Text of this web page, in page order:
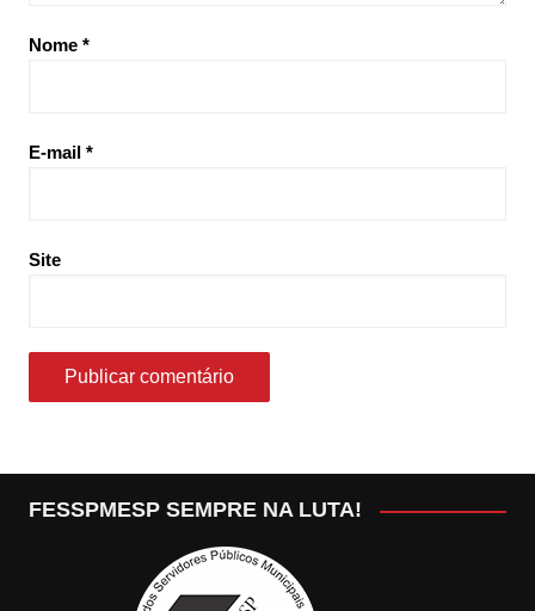
Nome *
E-mail *
Site
FESSPMESP SEMPRE NA LUTA!